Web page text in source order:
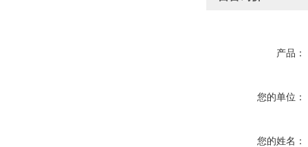
产品：
您的单位：
您的姓名：